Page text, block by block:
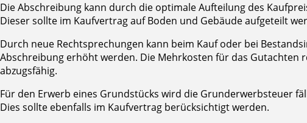
Die Abschreibung kann durch die optimale Aufteilung des
Dieser sollte im Kaufvertrag auf Boden und Gebäude aufgeteilt
Durch neue Rechtsprechungen kann beim Kauf oder bei
Abschreibung erhöht werden. Die Mehrkosten für das Gutachten
abzugsfähig.
Für den Erwerb eines Grundstücks wird die Grunderwerbsteuer
Dies sollte ebenfalls im Kaufvertrag berücksichtigt werden.